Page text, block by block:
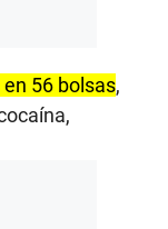
56 bolsas,